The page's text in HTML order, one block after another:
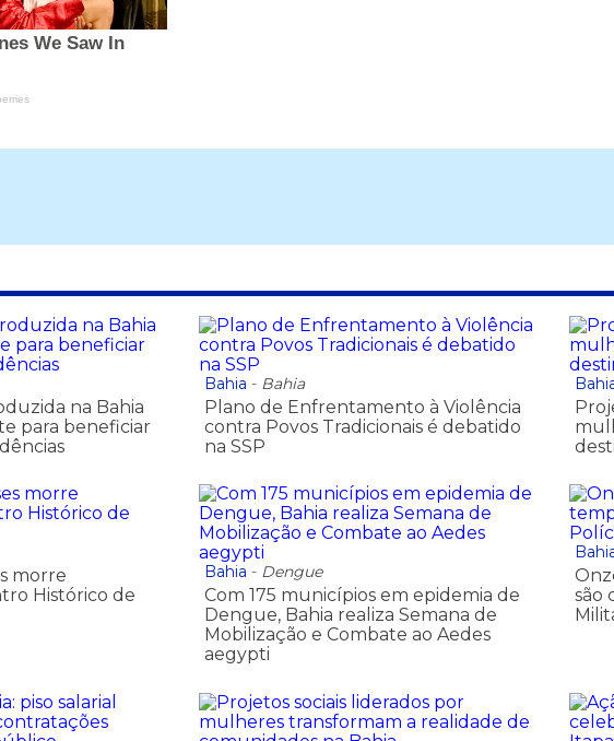
na Bahia
para beneficiar
Bahia - Bahia
Plano de Enfrentamento à Violência
contra Povos Tradicionais é debatido
na SSP
morre
Histórico de
Bahia - Dengue
Com 175 municípios em epidemia de
Dengue, Bahia realiza Semana de
Mobilização e Combate ao Aedes
aegypti
são